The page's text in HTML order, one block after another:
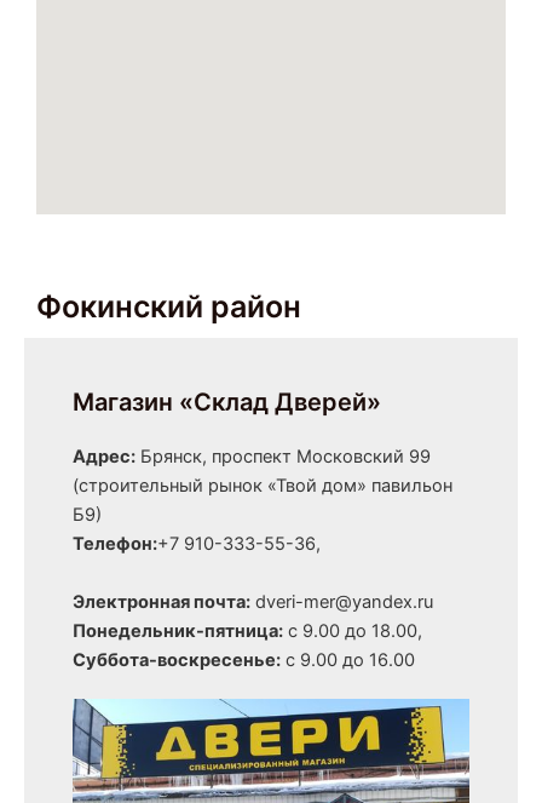
Фокинский район
Магазин «Склад Дверей»
Адрес: Брянск, проспект Московский 99
(строительный рынок «Твой дом» павильон
Б9)
Телефон:+7 910-333-55-36,
Электронная почта: dveri-mer@yandex.ru
Понедельник-пятница: с 9.00 до 18.00,
Суббота-воскресенье: с 9.00 до 16.00